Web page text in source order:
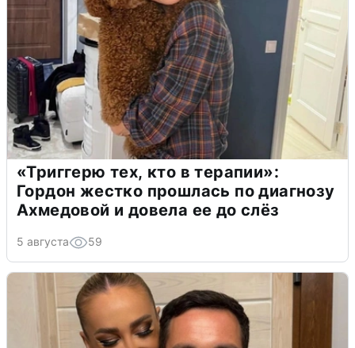
«Триггерю тех, кто в терапии»:
Гордон жестко прошлась по диагнозу
Ахмедовой и довела ее до слёз
5 августа 59